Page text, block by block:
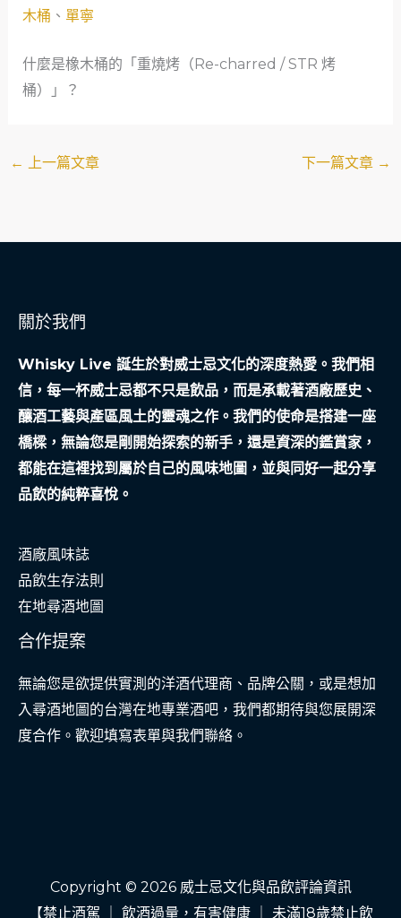
木桶 、 單寧
什麼是橡木桶的「重燒烤（Re-charred / STR 烤
桶）」？
← 上一篇文章 下一篇文章 →
關於我們
Whisky Live 誕生於對威士忌文化的深度熱愛。我們相
信，每一杯威士忌都不只是飲品，而是承載著酒廠歷史、
釀酒工藝與產區風土的靈魂之作。我們的使命是搭建一座
橋樑，無論您是剛開始探索的新手，還是資深的鑑賞家，
都能在這裡找到屬於自己的風味地圖，並與同好一起分享
品飲的純粹喜悅。
酒廠風味誌
品飲生存法則
在地尋酒地圖
合作提案
無論您是欲提供實測的洋酒代理商、品牌公關，或是想加
入尋酒地圖的台灣在地專業酒吧，我們都期待與您展開深
度合作。歡迎填寫表單與我們聯絡。
Copyright © 2026 威士忌文化與品飲評論資訊
【禁止酒駕 ｜ 飲酒過量，有害健康 ｜ 未滿18歲禁止飲